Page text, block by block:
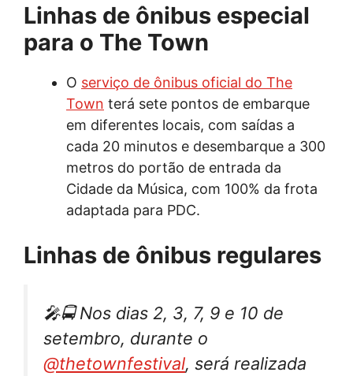
Linhas de ônibus especial
para o The Town
O serviço de ônibus oficial do The
Town terá sete pontos de embarque
em diferentes locais, com saídas a
cada 20 minutos e desembarque a 300
metros do portão de entrada da
Cidade da Música, com 100% da frota
adaptada para PDC.
Linhas de ônibus regulares
🎤🚍 Nos dias 2, 3, 7, 9 e 10 de
setembro, durante o
@thetownfestival, será realizada